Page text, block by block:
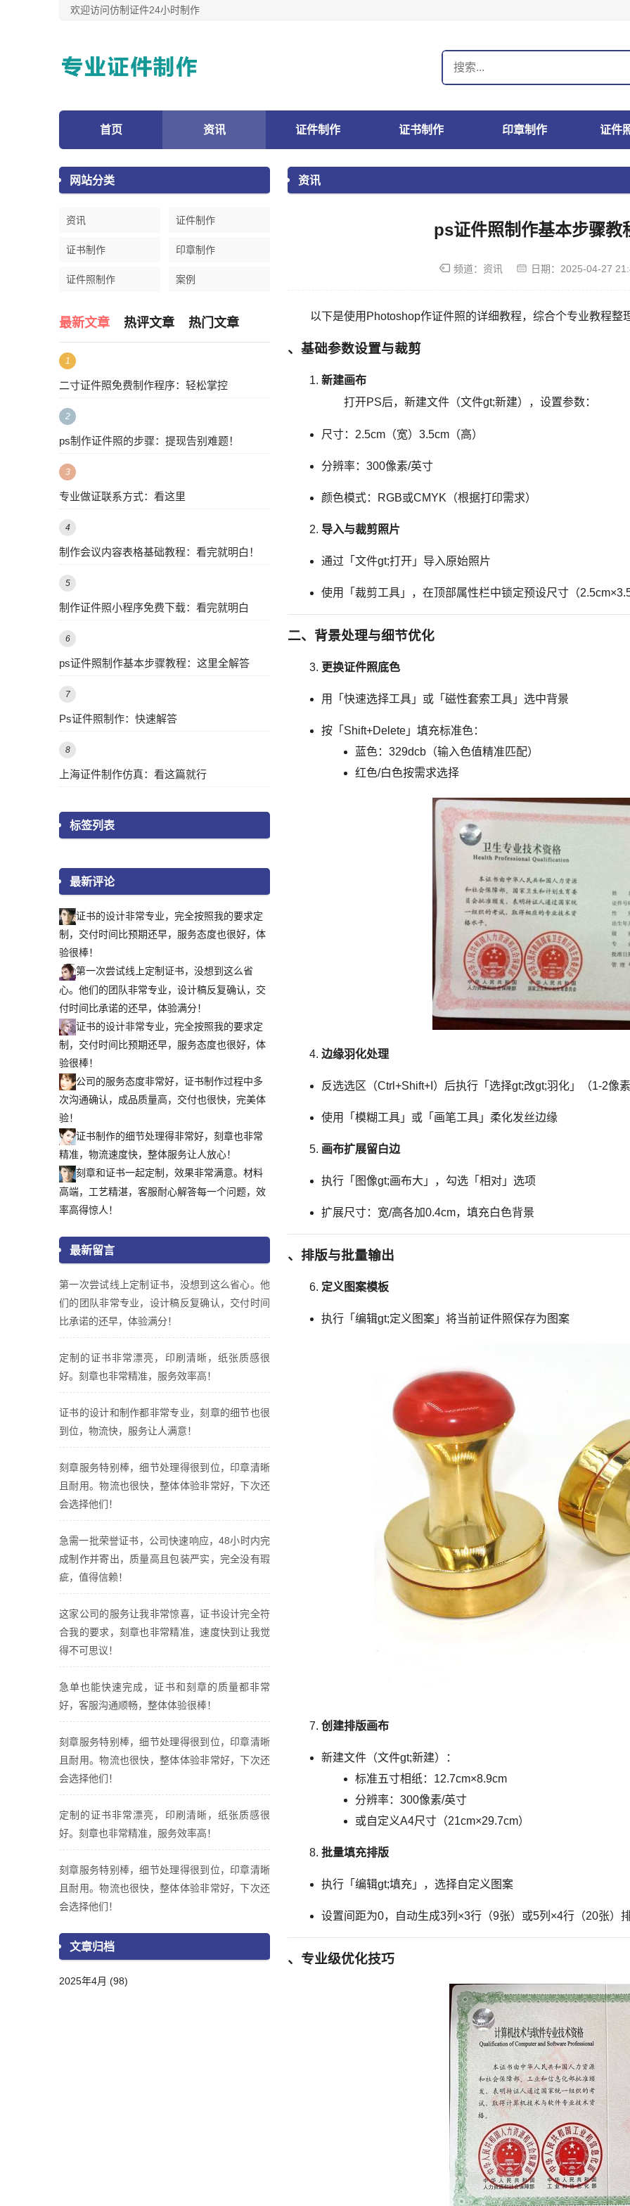
欢迎访问仿制证件24小时制作
首页 资讯 证件制作 证书制作 印章制作 证件
网站分类
资讯 证件制作
证书制作 印章制作
证件照制作 案例
最新文章 热评文章 热门文章
1
二寸证件照免费制作程序：轻松掌控
2
ps制作证件照的步骤：提现告别难题！
3
专业做证联系方式：看这里
4
制作会议内容表格基础教程：看完就明白！
5
制作证件照小程序免费下载：看完就明白
6
ps证件照制作基本步骤教程：这里全解答
7
Ps证件照制作：快速解答
8
上海证件制作仿真：看这篇就行
标签列表
最新评论
证书的设计非常专业，完全按照我的要求定
制，交付时间比预期还早，服务态度也很好，体
验很棒！
第一次尝试线上定制证书，没想到这么省
心。他们的团队非常专业，设计稿反复确认，交
付时间比承诺的还早，体验满分！
证书的设计非常专业，完全按照我的要求定
制，交付时间比预期还早，服务态度也很好，体
验很棒！
公司的服务态度非常好，证书制作过程中多
次沟通确认，成品质量高，交付也很快，完美体
验！
证书制作的细节处理得非常好，刻章也非常
精准，物流速度快，整体服务让人放心！
刻章和证书一起定制，效果非常满意。材料
高端，工艺精湛，客服耐心解答每一个问题，效
率高得惊人！
最新留言
第一次尝试线上定制证书，没想到这么省心。他
们的团队非常专业，设计稿反复确认，交付时间
比承诺的还早，体验满分！
定制的证书非常漂亮，印刷清晰，纸张质感很
好。刻章也非常精准，服务效率高！
证书的设计和制作都非常专业，刻章的细节也很
到位，物流快，服务让人满意！
刻章服务特别棒，细节处理得很到位，印章清晰
且耐用。物流也很快，整体体验非常好，下次还
会选择他们！
急需一批荣誉证书，公司快速响应，48小时内完
成制作并寄出，质量高且包装严实，完全没有瑕
疵，值得信赖！
这家公司的服务让我非常惊喜，证书设计完全符
合我的要求，刻章也非常精准，速度快到让我觉
得不可思议！
急单也能快速完成，证书和刻章的质量都非常
好，客服沟通顺畅，整体体验很棒！
刻章服务特别棒，细节处理得很到位，印章清晰
且耐用。物流也很快，整体体验非常好，下次还
会选择他们！
定制的证书非常漂亮，印刷清晰，纸张质感很
好。刻章也非常精准，服务效率高！
刻章服务特别棒，细节处理得很到位，印章清晰
且耐用。物流也很快，整体体验非常好，下次还
会选择他们！
文章归档
2025年4月 (98)
资讯
ps证件照制作基本步骤教
频道： 资讯 日期： 2025-04-27
以下是使用Photoshop作证件照的详细教程，综合个专业教程整
、基础参数设置与裁剪
新建画布
打开PS后，新建文件（文件gt;新建），设置参数：
尺寸：2.5cm（宽）3.5cm（高）
分辨率：300像素/英寸
颜色模式：RGB或CMYK（根据打印需求）
导入与裁剪照片
通过「文件gt;打开」导入原始照片
使用「裁剪工具」，在顶部属性栏中锁定预设尺寸（
二、背景处理与细节优化
更换证件照底色
用「快速选择工具」或「磁性套索工具」选中背景
按「Shift+Delete」填充标准色：
蓝色：329dcb（输入色值精准匹配）
红色/白色按需求选择
边缘羽化处理
反选选区（Ctrl+Shift+I）后执行「选择gt;改gt;羽化」（1-2像
使用「模糊工具」或「画笔工具」柔化发丝边缘
画布扩展留白边
执行「图像gt;画布大」，勾选「相对」选项
扩展尺寸：宽/高各加0.4cm，填充白色背景
、排版与批量输出
定义图案模板
执行「编辑gt;定义图案」将当前证件照保存为图案
创建排版画布
新建文件（文件gt;新建）：
标准五寸相纸：12.7cm×8.9cm
分辨率：300像素/英寸
或自定义A4尺寸（21cm×29.7cm）
批量填充排版
执行「编辑gt;填充」，选择自定义图案
设置间距为0，自动生成3列×3行（9张）或5列×4行（20张）
、专业级优化技巧